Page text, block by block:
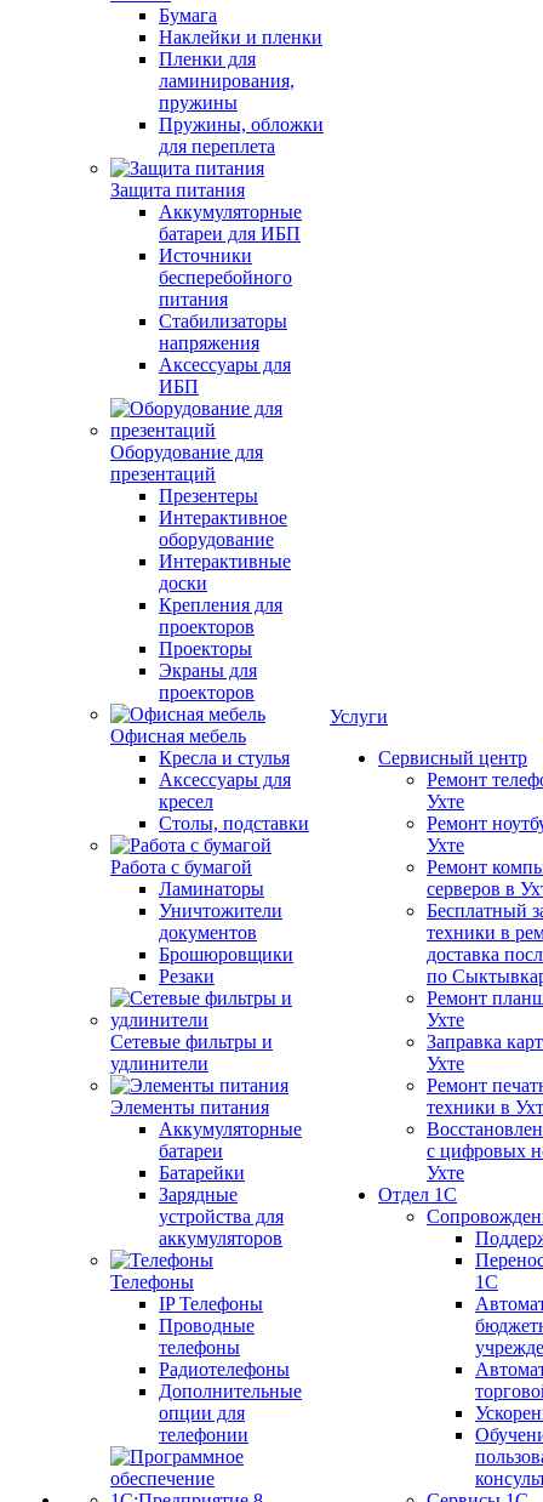
Бумага
Наклейки и пленки
Пленки для
ламинирования,
пружины
Пружины, обложки
для переплета
Защита питания
Аккумуляторные
батареи для ИБП
Источники
бесперебойного
питания
Стабилизаторы
напряжения
Аксессуары для
ИБП
Оборудование для
презентаций
Презентеры
Интерактивное
оборудование
Интерактивные
доски
Крепления для
проекторов
Проекторы
Экраны для
проекторов
Офисная мебель
Кресла и стулья
Аксессуары для
кресел
Столы, подставки
Работа с бумагой
Ламинаторы
Уничтожители
документов
Брошюровщики
Резаки
Сетевые фильтры и
удлинители
Элементы питания
Аккумуляторные
батареи
Батарейки
Зарядные
устройства для
аккумуляторов
Телефоны
IP Телефоны
Проводные
телефоны
Радиотелефоны
Дополнительные
опции для
телефонии
Услуги
Сервисный центр
Ремонт
Ухте
Ремонт
Ухте
Ремонт
серверов в
Бесплатный
техники в
доставка
по
Ремонт
Ухте
Заправка
Ухте
Ремонт
техники в
с цифровых
Ухте
Отдел 1С
1С